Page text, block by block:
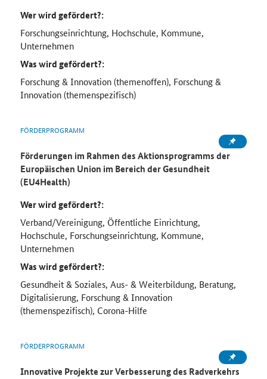
Wer wird gefördert?:
Forschungseinrichtung, Hochschule, Kommune,
Unternehmen
Was wird gefördert?:
Forschung & Innovation (themenoffen), Forschung &
Innovation (themenspezifisch)
FÖRDERPROGRAMM
Förderungen im Rahmen des Aktionsprogramms der
Europäischen Union im Bereich der Gesundheit
(EU4Health)
Wer wird gefördert?:
Verband/Vereinigung, Öffentliche Einrichtung,
Hochschule, Forschungseinrichtung, Kommune,
Unternehmen
Was wird gefördert?:
Gesundheit & Soziales, Aus- & Weiterbildung, Beratung,
Digitalisierung, Forschung & Innovation
(themenspezifisch), Corona-Hilfe
FÖRDERPROGRAMM
Innovative Projekte zur Verbesserung des Radverkehrs